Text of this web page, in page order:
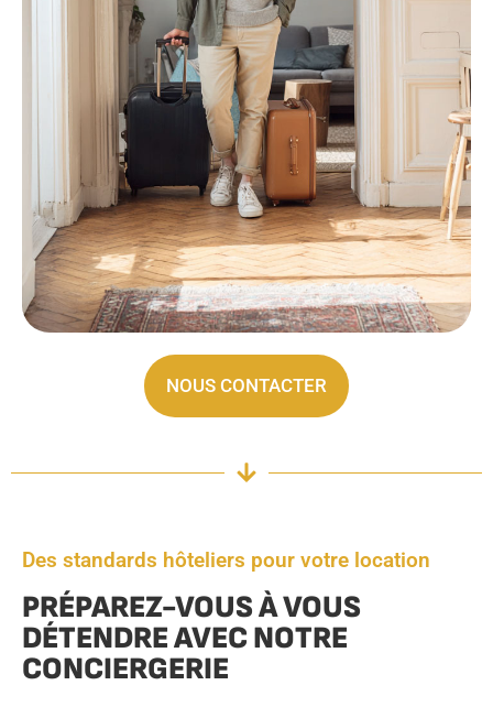
NOUS CONTACTER
Des standards hôteliers pour votre location
PRÉPAREZ-VOUS À VOUS
DÉTENDRE AVEC NOTRE
CONCIERGERIE